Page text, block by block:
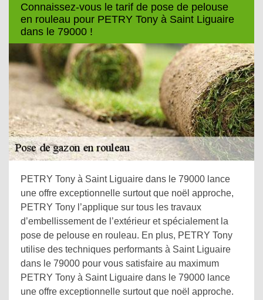
Connaissez-vous le tarif de pose de pelouse
en rouleau pour PETRY Tony à Saint Liguaire
dans le 79000 !
PETRY Tony à Saint Liguaire dans le 79000 lance
une offre exceptionnelle surtout que noël approche,
PETRY Tony l’applique sur tous les travaux
d’embellissement de l’extérieur et spécialement la
pose de pelouse en rouleau. En plus, PETRY Tony
utilise des techniques performants à Saint Liguaire
dans le 79000 pour vous satisfaire au maximum
PETRY Tony à Saint Liguaire dans le 79000 lance
une offre exceptionnelle surtout que noël approche.